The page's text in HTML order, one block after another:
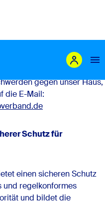
Sie, dass das
für
gegen unser Haus,
die E-Mail:
Schutz für
einen sicheren Schutz
und regelkonformes
und bildet die